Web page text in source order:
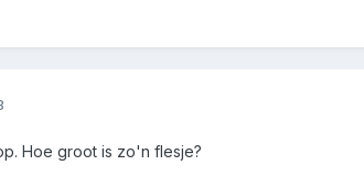
Hoe groot is zo'n flesje?